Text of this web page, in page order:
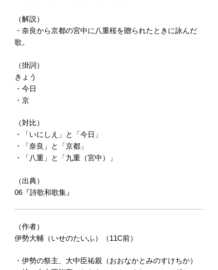
（解説）
・奈良から京都の宮中に八重桜を贈られたときに詠んだ
歌。
（掛詞）
きょう
・今日
・京
（対比）
・「いにしえ」と「今日」
・「奈良」と「京都」
・「八重」と「九重（宮中）」
（出典）
06『詩歌和歌集』
（作者）
伊勢大輔（いせのたいふ）（11C前）
・伊勢の祭主、大中臣祐親（おおなかとみのすけちか）